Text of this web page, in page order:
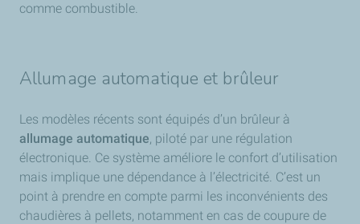
comme combustible.
Allumage automatique et brûleur
Les modèles récents sont équipés d’un brûleur à
allumage automatique, piloté par une régulation
électronique. Ce système améliore le confort d’utilisation
mais implique une dépendance à l’électricité. C’est un
point à prendre en compte parmi les inconvénients des
chaudières à pellets, notamment en cas de coupure de